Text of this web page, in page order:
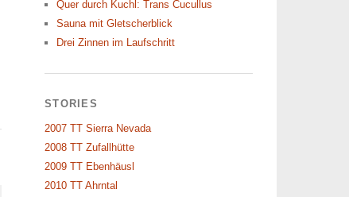
Quer durch Kuchl: Trans Cucullus
Sauna mit Gletscherblick
Drei Zinnen im Laufschritt
STORIES
2007 TT Sierra Nevada
2008 TT Zufallhütte
2009 TT Ebenhäusl
2010 TT Ahrntal